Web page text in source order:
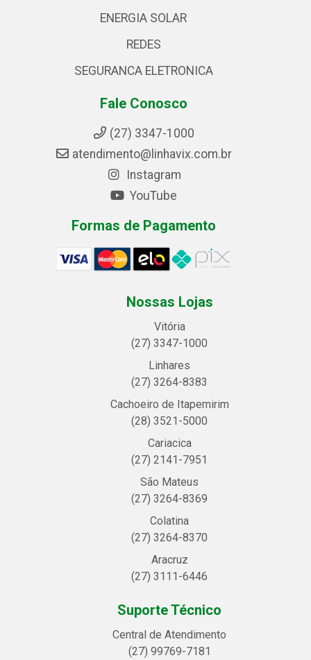
ENERGIA SOLAR
REDES
SEGURANCA ELETRONICA
Fale Conosco
(27) 3347-1000
atendimento@linhavix.com.br
Instagram
YouTube
Formas de Pagamento
Nossas Lojas
Vitória
(27) 3347-1000
Linhares
(27) 3264-8383
Cachoeiro de Itapemirim
(28) 3521-5000
Cariacica
(27) 2141-7951
São Mateus
(27) 3264-8369
Colatina
(27) 3264-8370
Aracruz
(27) 3111-6446
Suporte Técnico
Central de Atendimento
(27) 99769-7181